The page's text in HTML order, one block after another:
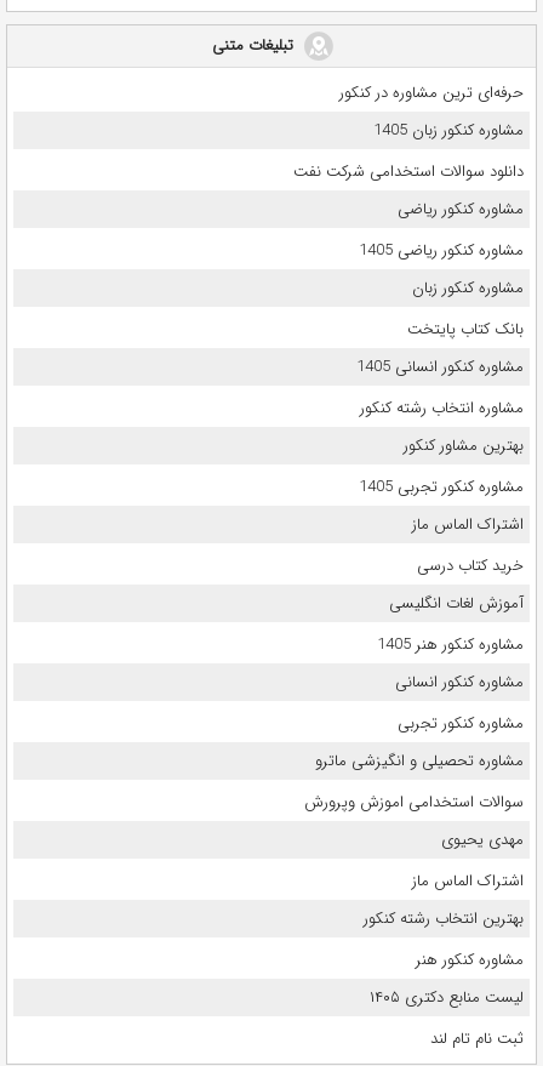
تبلیغات متنی
حرفه‌ای ترین مشاوره در کنکور
مشاوره کنکور زبان 1405
دانلود سوالات استخدامی شرکت نفت
مشاوره کنکور ریاضی
مشاوره کنکور ریاضی 1405
مشاوره کنکور زبان
بانک کتاب پایتخت
مشاوره کنکور انسانی 1405
مشاوره انتخاب رشته کنکور
بهترین مشاور کنکور
مشاوره کنکور تجربی 1405
اشتراک الماس ماز
خرید کتاب درسی
آموزش لغات انگلیسی
مشاوره کنکور هنر 1405
مشاوره کنکور انسانی
مشاوره کنکور تجربی
مشاوره تحصیلی و انگیزشی ماترو
سوالات استخدامی اموزش وپرورش
مهدی یحیوی
اشتراک الماس ماز
بهترین انتخاب رشته کنکور
مشاوره کنکور هنر
لیست منابع دکتری ۱۴۰۵
ثبت نام تام لند